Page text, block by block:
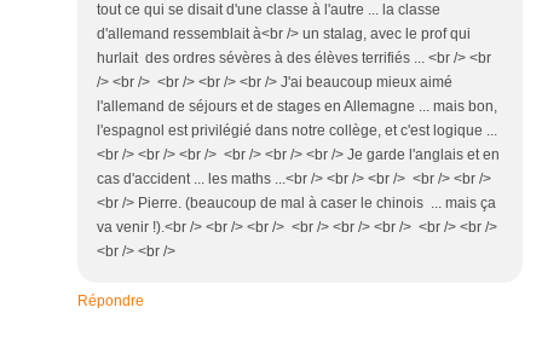
tout ce qui se disait d'une classe à l'autre ... la classe
d'allemand ressemblait à<br /> un stalag, avec le prof qui
hurlait des ordres sévères à des élèves terrifiés ... <br /> <br
/> <br /> <br /> <br /> <br /> J'ai beaucoup mieux aimé
l'allemand de séjours et de stages en Allemagne ... mais bon,
l'espagnol est privilégié dans notre collège, et c'est logique ...
<br /> <br /> <br /> <br /> <br /> <br /> Je garde l'anglais et en
cas d'accident ... les maths ...<br /> <br /> <br /> <br /> <br />
<br /> Pierre. (beaucoup de mal à caser le chinois ... mais ça
va venir !).<br /> <br /> <br /> <br /> <br /> <br /> <br /> <br />
<br /> <br />
Répondre